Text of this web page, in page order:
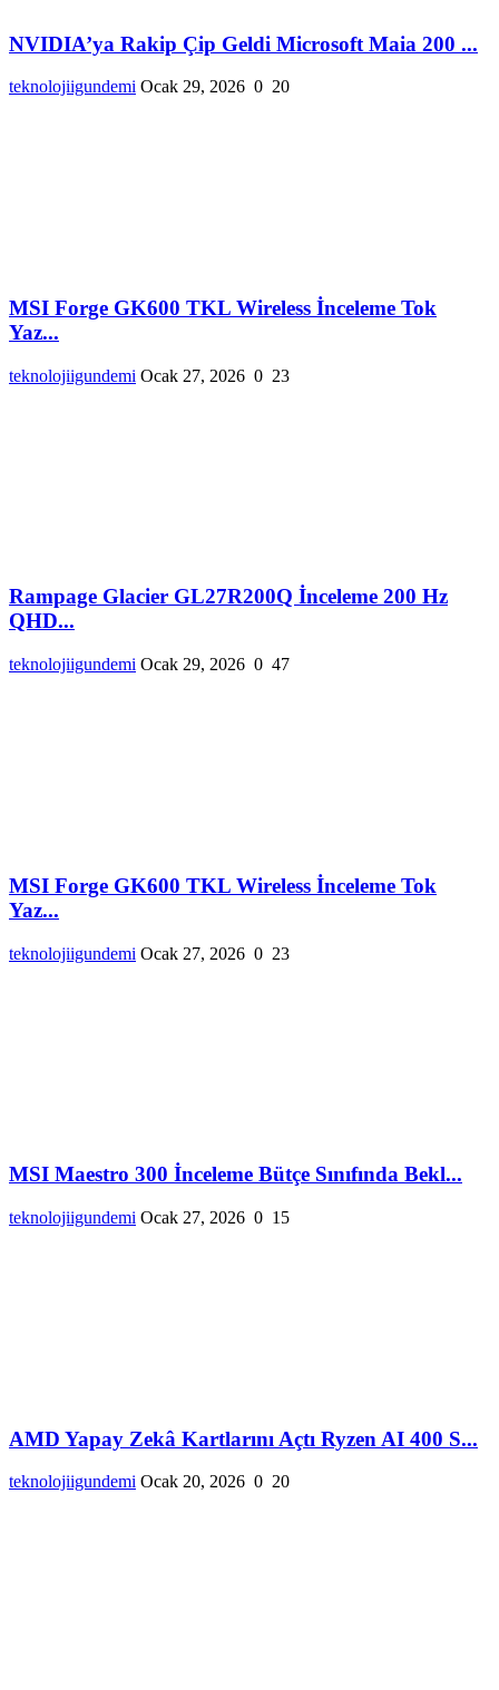
NVIDIA’ya Rakip Çip Geldi Microsoft Maia 200 ...
teknolojiigundemi Ocak 29, 2026 0 20
MSI Forge GK600 TKL Wireless İnceleme Tok
Yaz...
teknolojiigundemi Ocak 27, 2026 0 23
Rampage Glacier GL27R200Q İnceleme 200 Hz
QHD...
teknolojiigundemi Ocak 29, 2026 0 47
MSI Forge GK600 TKL Wireless İnceleme Tok
Yaz...
teknolojiigundemi Ocak 27, 2026 0 23
MSI Maestro 300 İnceleme Bütçe Sınıfında Bekl...
teknolojiigundemi Ocak 27, 2026 0 15
AMD Yapay Zekâ Kartlarını Açtı Ryzen AI 400 S...
teknolojiigundemi Ocak 20, 2026 0 20